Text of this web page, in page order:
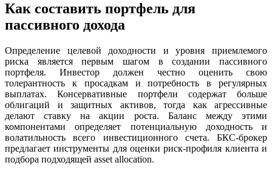
Как составить портфель для
пассивного дохода
Определение целевой доходности и уровня приемлемого
риска является первым шагом в создании пассивного
портфеля. Инвестор должен честно оценить свою
толерантность к просадкам и потребность в регулярных
выплатах. Консервативные портфели содержат больше
облигаций и защитных активов, тогда как агрессивные
делают ставку на акции роста. Баланс между этими
компонентами определяет потенциальную доходность и
волатильность всего инвестиционного счета. БКС-брокер
предлагает инструменты для оценки риск-профиля клиента и
подбора подходящей asset allocation.